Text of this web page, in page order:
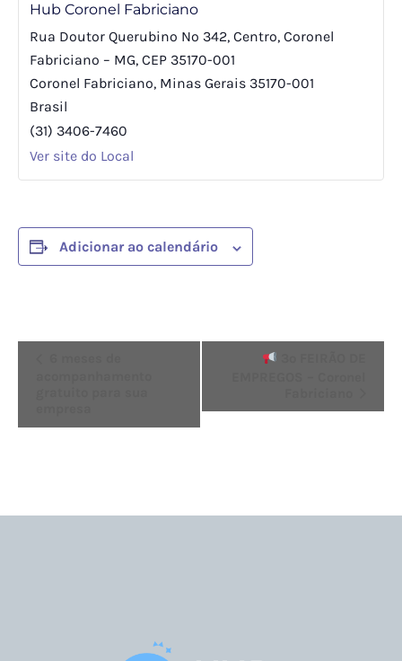
Hub Coronel Fabriciano
Rua Doutor Querubino Nº 342, Centro, Coronel
Fabriciano – MG, CEP 35170-001
Coronel Fabriciano, Minas Gerais 35170-001
Brasil
(31) 3406-7460
Ver site do Local
Adicionar ao calendário
Navegação